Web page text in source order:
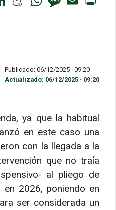
Publicado: 06/12/2025 · 09:20
Actualizado: 06/12/2025 · 09:20
ya que la habitual
en este caso una
con la llegada a la
que no traía
al pliego de
2026, poniendo en
ser considerada un